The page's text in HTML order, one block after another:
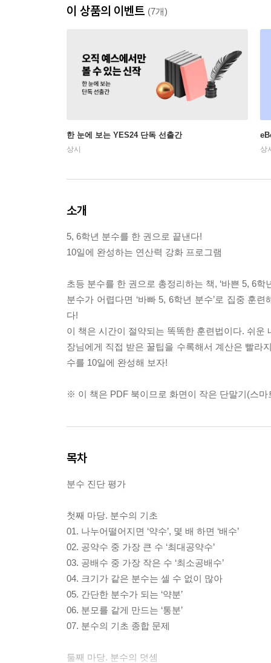
이 상품의 이벤트 (7개)
한 눈에 보는 YES24 단독 선출간
상시 상
소개
5, 6학년 분수를 한 권으로 끝낸다!
10일에 완성하는 연산력 강화 프로그램
초등 분수를 한 권으로 총정리하는 책, ‘바쁜 5, 6
분수가 어렵다면 ‘바빠 5, 6학년 분수’로 집중 훈
다!
이 책은 시간이 절약되는 똑똑한 훈련법이다. 쉬
장님에게 직접 받은 꿀팁을 수록해서 계산은 빨라
수를 10일에 완성해 보자!
※ 이 책은 PDF 북이므로 화면이 작은 단말기(스
목차
분수 진단 평가
첫째 마당. 분수의 기초
01. 나누어떨어지면 ‘약수’, 몇 배 하면 ‘배수’
02. 공약수 중 가장 큰 수 ‘최대공약수’
03. 공배수 중 가장 작은 수 ‘최소공배수’
04. 크기가 같은 분수는 셀 수 없이 많아
05. 간단한 분수가 되는 ‘약분’
06. 분모를 같게 만드는 ‘통분’
07. 분수의 기초 종합 문제
둘째 마당. 분수의 덧셈